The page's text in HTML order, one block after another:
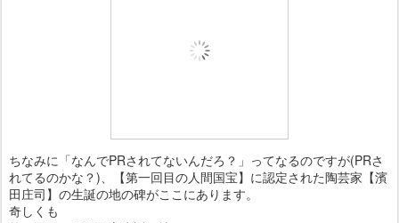
ちなみに「なんでPRされてないんだろ？」ってなるのですが(PRさ
れてるのかな？)、【第一回目の人間国宝】に認定された陶芸家【濱
田庄司】の生誕の地の碑がここにあります。
奇しくも